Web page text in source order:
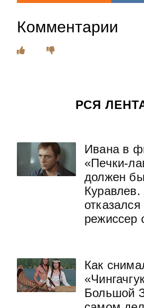
Комментарии
РСЯ
Ивана в
«Печки-
должен
отказался
режиссер
Как
Большой